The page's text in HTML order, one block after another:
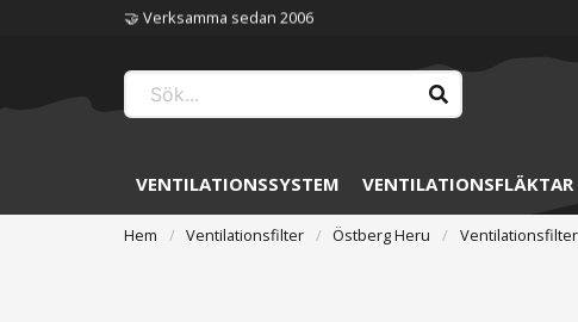
🏆 Störst på ventilation
VENTILATIONSSYSTEM VENTILATIONSFLÄKTAR
Hem Ventilationsfilter Östberg Heru Ventilationsfilter